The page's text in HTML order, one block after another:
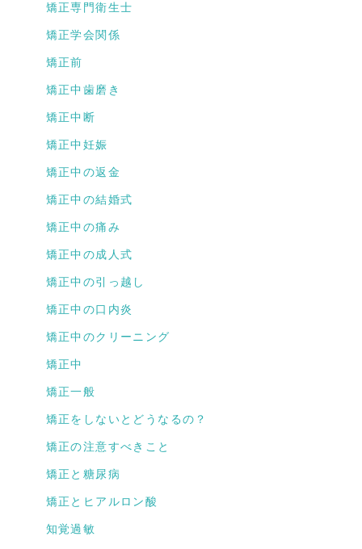
矯正専門衛生士
矯正学会関係
矯正前
矯正中歯磨き
矯正中断
矯正中妊娠
矯正中の返金
矯正中の結婚式
矯正中の痛み
矯正中の成人式
矯正中の引っ越し
矯正中の口内炎
矯正中のクリーニング
矯正中
矯正一般
矯正をしないとどうなるの？
矯正の注意すべきこと
矯正と糖尿病
矯正とヒアルロン酸
知覚過敏